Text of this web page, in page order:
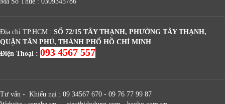
Địa chỉ TP.HCM : SỐ 72/15 TÂY THẠNH, PHƯỜNG TÂY THẠNH,
QUẬN TÂN PHÚ, THÀNH PHỐ HỒ CHÍ MINH
Điện Thoại : 093 4567 557
Tư vấn - Khiếu nại : 09 34567 670 - 09 76 77 99 87